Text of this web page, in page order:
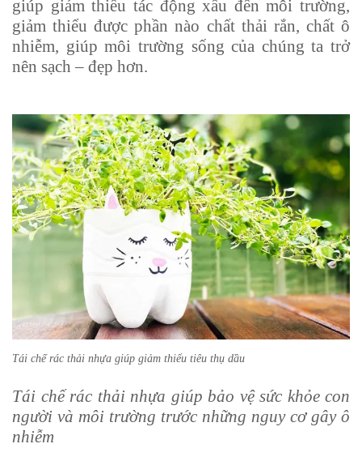
giúp giảm thiểu tác động xấu đến môi trường,
giảm thiểu được phần nào chất thải rắn, chất ô
nhiễm, giúp môi trường sống của chúng ta trở
nên sạch – đẹp hơn.
Tái chế rác thải nhựa giúp giảm thiểu tiêu thụ dầu
Tái chế rác thải nhựa giúp bảo vệ sức khỏe con
người và môi trường trước những nguy cơ gây ô
nhiễm